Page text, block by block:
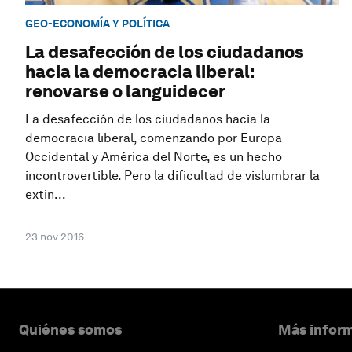
GEO-ECONOMÍA Y POLÍTICA
La desafección de los ciudadanos
hacia la democracia liberal:
renovarse o languidecer
La desafección de los ciudadanos hacia la
democracia liberal, comenzando por Europa
Occidental y América del Norte, es un hecho
incontrovertible. Pero la dificultad de vislumbrar la
extin...
23 nov 2016
Quiénes somos Más